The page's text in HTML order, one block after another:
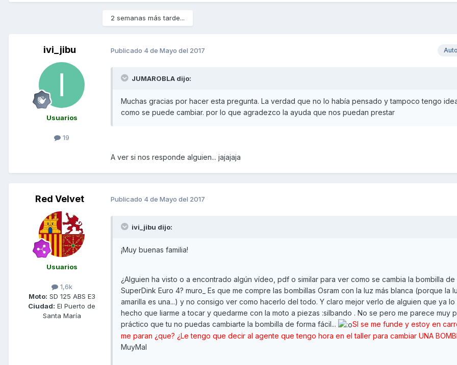
2 semanas más tarde...
ivi_jibu
Usuarios
19
Publicado 4 de Mayo del 2017
JUMAROBLA dijo:
Muchas gracias por hacer esta pregunta. La verdad que no lo había pensado y tampoco tengo
como se puede cambiar. por lo que agradezco la ayuda que nos puedan prestar
A ver si nos responde alguien... jajajaja
Red Velvet
Usuarios
1,6k
Moto: SD 125 ABS E3
Ciudad: El Puerto de
Santa María
Publicado 4 de Mayo del 2017
ivi_jibu dijo:
¡Muy buenas familia!
¿Alguien ha visto o a encontrado algún vídeo, pdf o similar para ver como se cambia la bombilla de
SuperDink Euro 4? muro_ Es que me compre las bombillas Osram con la luz más blanca (porque la
amarilla es una...) y no consigo ver como hacerlo del todo. Y claro mejor verlo de alguien que ya lo
hecho que liarme a tocar y quedarme con la moto a piezas :silbando . No se pero me parece muy
práctico que tu no puedas cambiarte la bombilla de forma fácil...
SI se me funde y estoy en
me paran ¿que? ¿Le tengo que decir al agente que tengo hora en el taller para cambiar UNA
MuyMal